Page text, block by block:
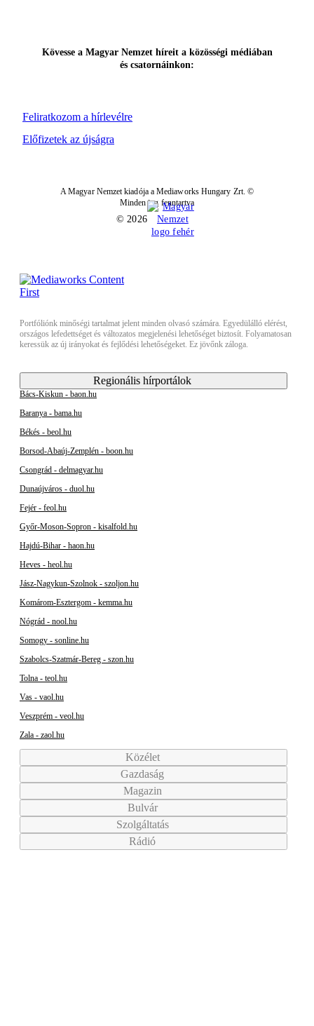
Feliratkozom a hírlevélre
Kövesse a Magyar Nemzet híreit a közösségi médiában
és csatornáinkon:
Előfizetek az újságra
A Magyar Nemzet kiadója a Mediaworks Hungary Zrt. ©
Minden jog fenntartva
© 2026
Portfóliónk minőségi tartalmat jelent minden olvasó számára. Egyedülálló elérést,
országos lefedettséget és változatos megjelenési lehetőséget biztosít. Folyamatosan
keressük az új irányokat és fejlődési lehetőségeket. Ez jövőnk záloga.
Regionális hírportálok
Bács-Kiskun - baon.hu
Baranya - bama.hu
Békés - beol.hu
Borsod-Abaúj-Zemplén - boon.hu
Csongrád - delmagyar.hu
Dunaújváros - duol.hu
Fejér - feol.hu
Győr-Moson-Sopron - kisalfold.hu
Hajdú-Bihar - haon.hu
Heves - heol.hu
Jász-Nagykun-Szolnok - szoljon.hu
Komárom-Esztergom - kemma.hu
Nógrád - nool.hu
Somogy - sonline.hu
Szabolcs-Szatmár-Bereg - szon.hu
Tolna - teol.hu
Vas - vaol.hu
Veszprém - veol.hu
Zala - zaol.hu
Közélet
Gazdaság
Magazin
Bulvár
Szolgáltatás
Rádió